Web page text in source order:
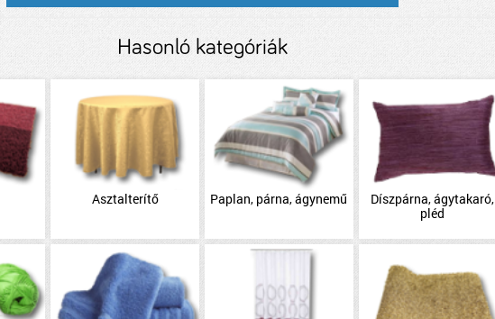
Hasonló kategóriák
Asztalterítő Paplan, párna, ágynemű
Díszpárna, ágytakaró,
pléd